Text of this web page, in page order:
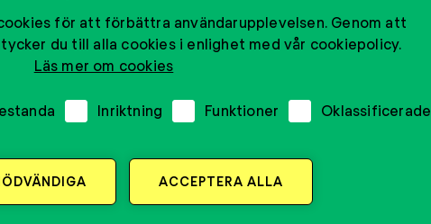
för att förbättra användarupplevelsen. Genom att
du till alla cookies i enlighet med vår cookiepolicy.
Läs mer om cookies
Inriktning Funktioner Oklassificerade
ACCEPTERA ALLA